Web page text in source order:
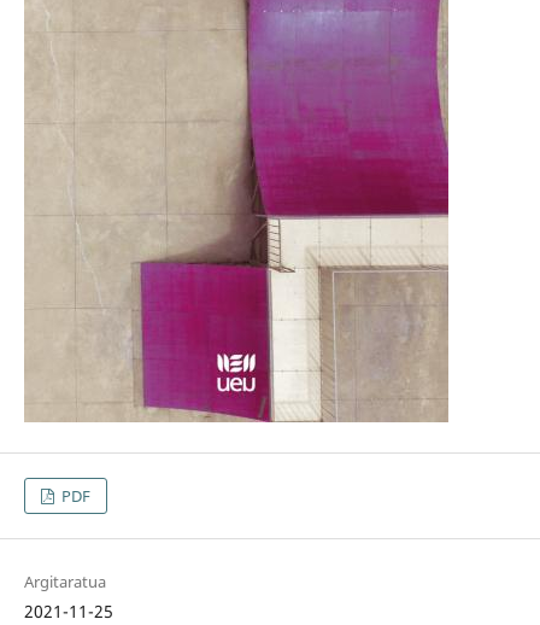
PDF
Argitaratua
2021-11-25